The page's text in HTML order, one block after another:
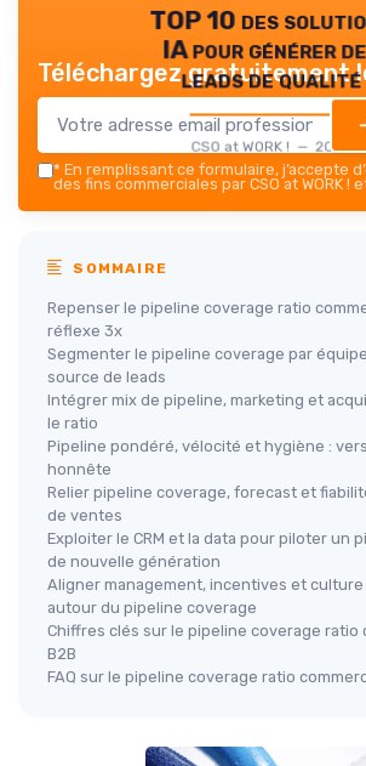
TOP 10 des
IA pour générer
leads de qualité
CSO at WORK ! — 2026
Téléchargez gratuitement
* En remplissant ce formulaire, j’accepte
des fins commerciales par CSO at WORK !
SOMMAIRE
Repenser le pipeline coverage ratio
réflexe 3x
Segmenter le pipeline coverage par
source de leads
Intégrer mix de pipeline, marketing et
le ratio
Pipeline pondéré, vélocité et hygiène :
honnête
Relier pipeline coverage, forecast et
de ventes
Exploiter le CRM et la data pour piloter un
de nouvelle génération
Aligner management, incentives et culture
autour du pipeline coverage
Chiffres clés sur le pipeline coverage ratio
B2B
FAQ sur le pipeline coverage ratio